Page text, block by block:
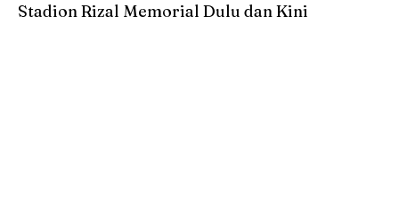
Stadion Rizal Memorial Dulu dan Kini